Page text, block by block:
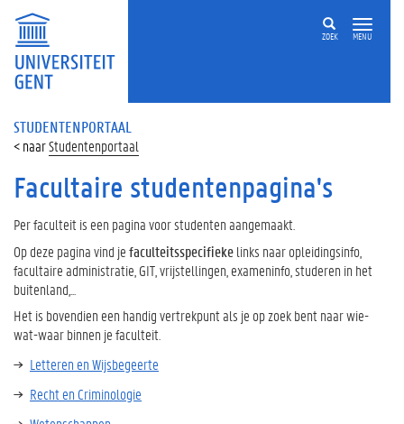
ZOEK MENU
STUDENTENPORTAAL
Studentenportaal
Facultaire studentenpagina's
Per faculteit is een pagina voor studenten aangemaakt.
Op deze pagina vind jefaculteitsspecifiekelinks naar opleidingsinfo,
facultaire administratie, GIT, vrijstellingen, exameninfo, studeren in het
buitenland,...
Het is bovendien een handig vertrekpunt als je op zoek bent naar wie-
wat-waar binnen je faculteit.
Letteren en Wijsbegeerte
Recht en Criminologie